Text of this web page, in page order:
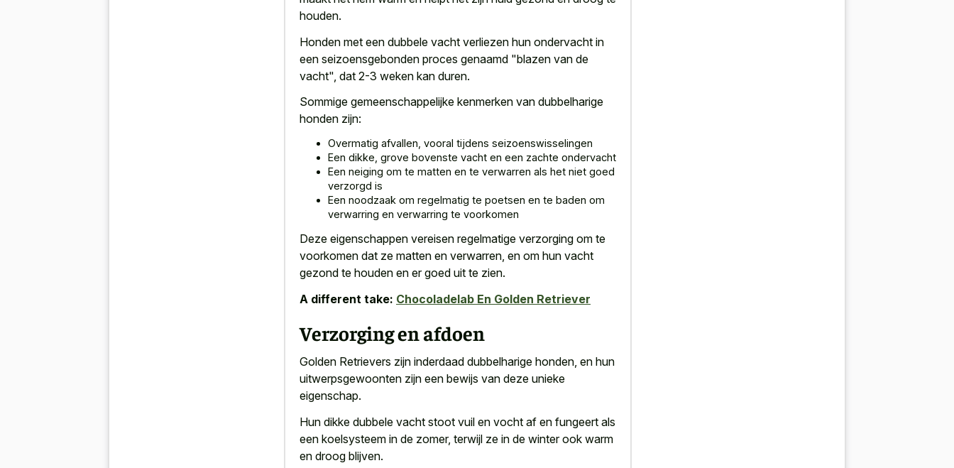
houden.
Honden met een dubbele vacht verliezen hun ondervacht in
een seizoensgebonden proces genaamd "blazen van de
vacht", dat 2-3 weken kan duren.
Sommige gemeenschappelijke kenmerken van dubbelharige
honden zijn:
Overmatig afvallen, vooral tijdens seizoenswisselingen
Een dikke, grove bovenste vacht en een zachte ondervacht
Een neiging om te matten en te verwarren als het niet goed
verzorgd is
Een noodzaak om regelmatig te poetsen en te baden om
verwarring en verwarring te voorkomen
Deze eigenschappen vereisen regelmatige verzorging om te
voorkomen dat ze matten en verwarren, en om hun vacht
gezond te houden en er goed uit te zien.
A different take: Chocoladelab En Golden Retriever
Verzorging en afdoen
Golden Retrievers zijn inderdaad dubbelharige honden, en hun
uitwerpsgewoonten zijn een bewijs van deze unieke
eigenschap.
Hun dikke dubbele vacht stoot vuil en vocht af en fungeert als
een koelsysteem in de zomer, terwijl ze in de winter ook warm
en droog blijven.